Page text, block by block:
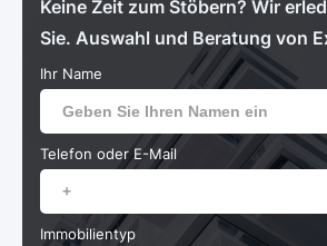
Keine Zeit zum Stöbern? Wir
Sie. Auswahl und Beratung von
Ihr Name
Telefon oder E-Mail
Immobilientyp